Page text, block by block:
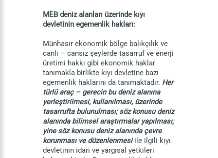
MEB deniz alanları üzerinde kıyı
devletinin egemenlik hakları:
Münhasır ekonomik bölge balıkçılık ve
canlı – cansız şeylerde tasarruf ve enerji
üretimi hakkı gibi ekonomik haklar
tanımakla birlikte kıyı devletine bazı
egemenlik haklarını da tanımaktadır. Her
türlü araç – gerecin bu deniz alanına
yerleştirilmesi, kullanılması, üzerinde
tasarrufta bulunulması; söz konusu deniz
alanında bilimsel araştırmalar yapılması;
yine söz konusu deniz alanında çevre
korunması ve düzenlenmesi ile ilgili kıyı
devletinin idari ve yargısal yetkileri